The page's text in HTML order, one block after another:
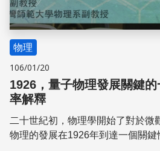
物理
106/01/20
1926，量子物理發展關鍵
率解釋
二十世紀初，物理學開始了對於微
物理的發展在1926年到達一個關